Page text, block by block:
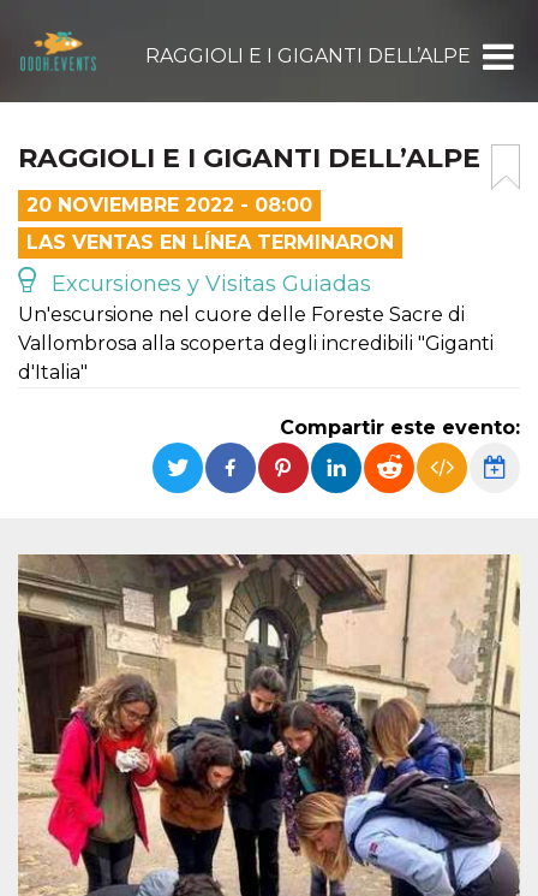
RAGGIOLI E I GIGANTI DELL’ALPE
RAGGIOLI E I GIGANTI DELL’ALPE
20 NOVIEMBRE 2022 - 08:00
LAS VENTAS EN LÍNEA TERMINARON
Excursiones y Visitas Guiadas
Un'escursione nel cuore delle Foreste Sacre di
Vallombrosa alla scoperta degli incredibili "Giganti
d'Italia"
Compartir este evento: